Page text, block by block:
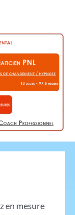
en mesure